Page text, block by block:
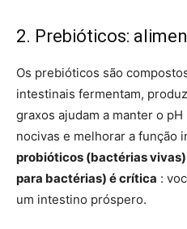
2. Prebióticos:
Os prebióticos são
intestinais fermentam,
graxos ajudam a manter o
nocivas e melhorar a função
probióticos (bactérias
para bactérias) é crítica :
um intestino próspero.